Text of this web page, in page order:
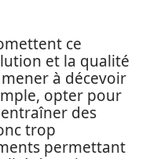
ce
et la qualité
mener à décevoir
opter pour
des
trop
permettant